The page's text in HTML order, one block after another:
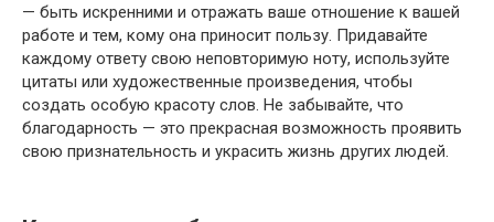
— быть искренними и отражать ваше отношение к вашей
работе и тем, кому она приносит пользу. Придавайте
каждому ответу свою неповторимую ноту, используйте
цитаты или художественные произведения, чтобы
создать особую красоту слов. Не забывайте, что
благодарность — это прекрасная возможность проявить
свою признательность и украсить жизнь других людей.